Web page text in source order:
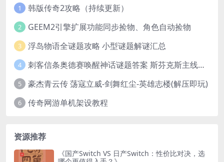
1 韩版传奇2攻略（持续更新）
2 GEEM2引擎扩展功能同步捡物、角色自动捡物
3 浮岛物语全谜题攻略 小型谜题解谜汇总
4 刺客信条奥德赛唤醒神话谜题答案 斯芬克斯主线攻略
5 豪杰青云传 荡寇立威-剑舞红尘-英雄志楼(解压即玩)
6 传奇网游单机架设教程
资源推荐
《国产Switch VS 日产Switch：性价比对决，选